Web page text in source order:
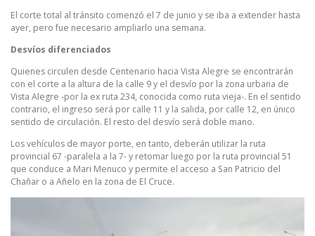
El corte total al tránsito comenzó el 7 de junio y se iba a extender hasta
ayer, pero fue necesario ampliarlo una semana.
Desvíos diferenciados
Quienes circulen desde Centenario hacia Vista Alegre se encontrarán
con el corte a la altura de la calle 9 y el desvío por la zona urbana de
Vista Alegre -por la ex ruta 234, conocida como ruta vieja-. En el sentido
contrario, el ingreso será por calle 11 y la salida, por calle 12, en único
sentido de circulación. El resto del desvío será doble mano.
Los vehículos de mayor porte, en tanto, deberán utilizar la ruta
provincial 67 -paralela a la 7- y retomar luego por la ruta provincial 51
que conduce a Mari Menuco y permite el acceso a San Patricio del
Chañar o a Añelo en la zona de El Cruce.